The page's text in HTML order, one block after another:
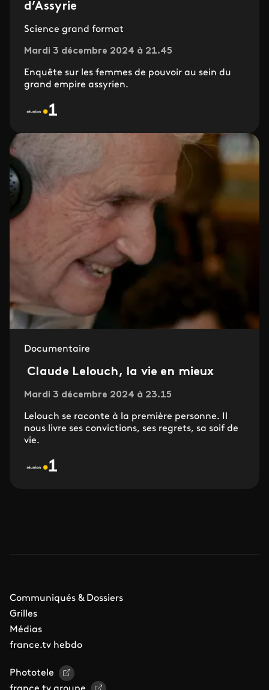
d’Assyrie
Science grand format
Mardi 3 décembre 2024 à 21.45
Enquête sur les femmes de pouvoir au sein du
grand empire assyrien.
Documentaire
Claude Lelouch, la vie en mieux
Mardi 3 décembre 2024 à 23.15
Lelouch se raconte à la première personne. Il
nous livre ses convictions, ses regrets, sa soif de
vie.
Communiqués & Dossiers
Grilles
Médias
france.tv hebdo
Phototele